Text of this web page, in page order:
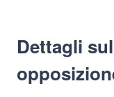
Dettagli